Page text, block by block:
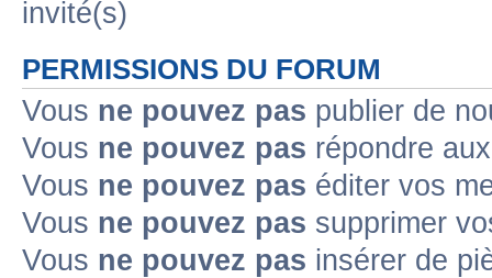
invité(s)
PERMISSIONS DU FORUM
Vous ne pouvez pas publier de
Vous ne pouvez pas répondre
Vous ne pouvez pas éditer vos
Vous ne pouvez pas supprimer
Vous ne pouvez pas insérer de